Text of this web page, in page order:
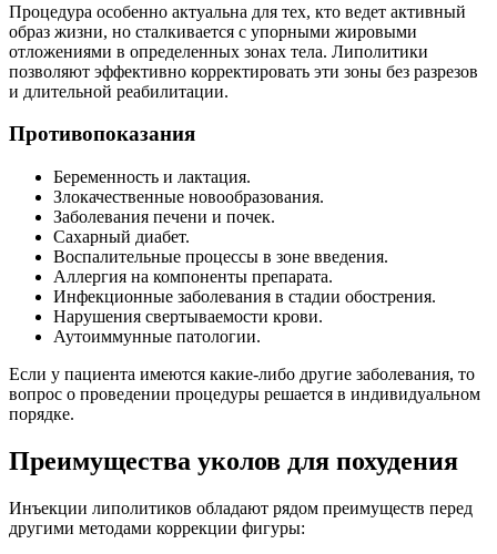
Процедура особенно актуальна для тех, кто ведет активный
образ жизни, но сталкивается с упорными жировыми
отложениями в определенных зонах тела. Липолитики
позволяют эффективно корректировать эти зоны без разрезов
и длительной реабилитации.
Противопоказания
Беременность и лактация.
Злокачественные новообразования.
Заболевания печени и почек.
Сахарный диабет.
Воспалительные процессы в зоне введения.
Аллергия на компоненты препарата.
Инфекционные заболевания в стадии обострения.
Нарушения свертываемости крови.
Аутоиммунные патологии.
Если у пациента имеются какие-либо другие заболевания, то
вопрос о проведении процедуры решается в индивидуальном
порядке.
Преимущества уколов для похудения
Инъекции липолитиков обладают рядом преимуществ перед
другими методами коррекции фигуры: